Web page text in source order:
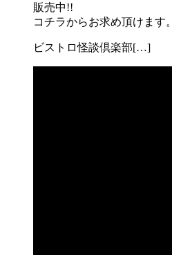
販売中!!
コチラからお求め頂けます。
ビストロ怪談倶楽部[…]